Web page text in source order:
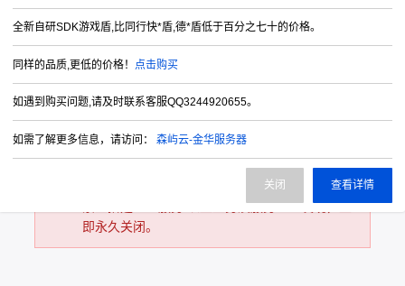
3244920655
机房禁止用于以下业务及服务：无支付牌照的第
三方及第四方支付，易支付，发卡，卡盟，影
视，代刷，代挂，刷信誉，买号，卖号，商城，
钓鱼网
站，虚拟充值，外挂辅助相关网，CC网页端，
诈骗网，赌博网，色情网，小说网，等等相关违
站点。禁止搭建VPN服务、禁止搭建DNS服务、
禁止搭建NTP服务 以上业务及服务一经发现，立
即永久关闭。
全新自研SDK游戏盾,比同行快*盾,德*盾低于百分之七十的价格。
同样的品质,更低的价格！ 点击购买
如遇到购买问题,请及时联系客服QQ3244920655。
如需了解更多信息，请访问： 森屿云-金华服务器
查看详情
关闭